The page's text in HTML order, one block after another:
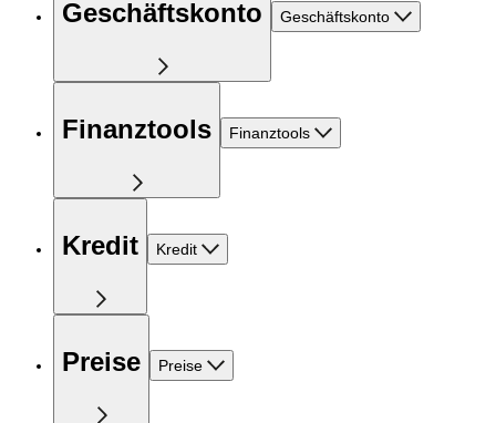
Geschäftskonto Geschäftskonto
Finanztools Finanztools
Kredit Kredit
Preise Preise